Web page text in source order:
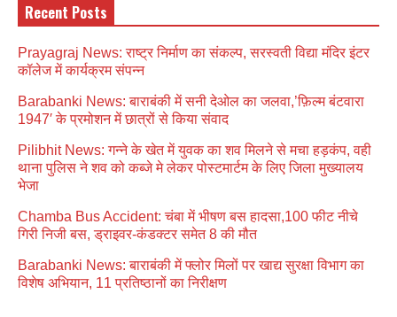
Recent Posts
Prayagraj News: राष्ट्र निर्माण का संकल्प, सरस्वती विद्या मंदिर इंटर
कॉलेज में कार्यक्रम संपन्न
Barabanki News: बाराबंकी में सनी देओल का जलवा,’फ़िल्म बंटवारा
1947′ के प्रमोशन में छात्रों से किया संवाद
Pilibhit News: गन्ने के खेत में युवक का शव मिलने से मचा हड़कंप, वही
थाना पुलिस ने शव को कब्जे मे लेकर पोस्टमार्टम के लिए जिला मुख्यालय
भेजा
Chamba Bus Accident: चंबा में भीषण बस हादसा,100 फीट नीचे
गिरी निजी बस, ड्राइवर-कंडक्टर समेत 8 की मौत
Barabanki News: बाराबंकी में फ्लोर मिलों पर खाद्य सुरक्षा विभाग का
विशेष अभियान, 11 प्रतिष्ठानों का निरीक्षण